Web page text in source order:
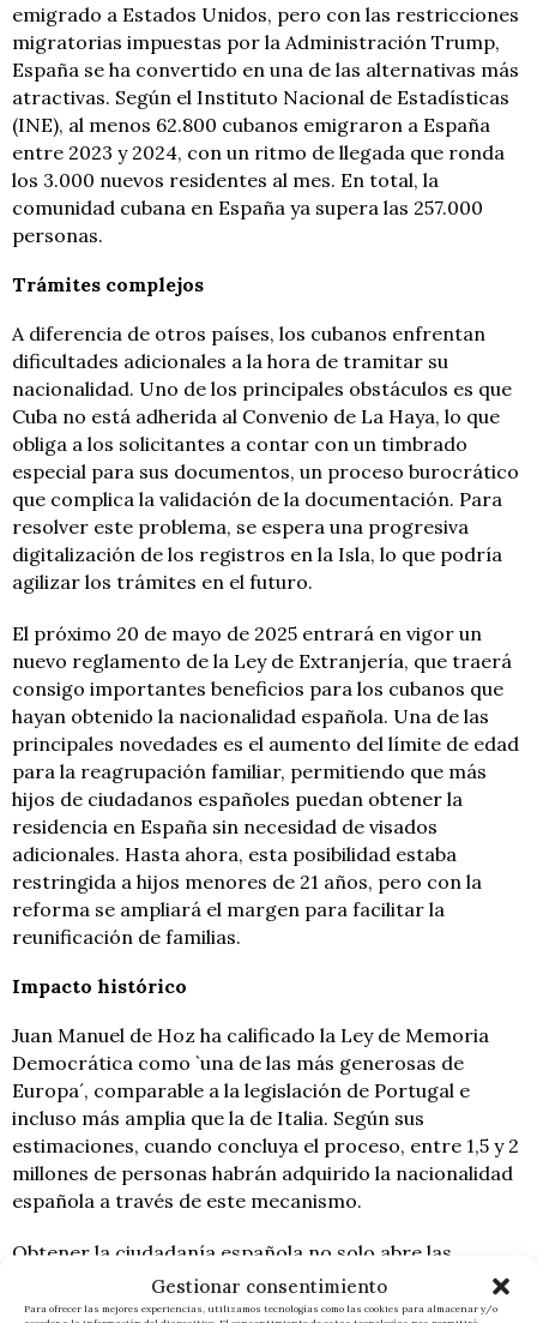
Gestionar consentimiento
Para ofrecer las mejores experiencias, utilizamos tecnologías como las cookies para almacenar y/o
emigrado a Estados Unidos, pero con las restricciones
migratorias impuestas por la Administración Trump,
España se ha convertido en una de las alternativas más
atractivas. Según el Instituto Nacional de Estadísticas
(INE), al menos 62.800 cubanos emigraron a España
entre 2023 y 2024, con un ritmo de llegada que ronda
los 3.000 nuevos residentes al mes. En total, la
comunidad cubana en España ya supera las 257.000
personas.
Trámites complejos
A diferencia de otros países, los cubanos enfrentan
dificultades adicionales a la hora de tramitar su
nacionalidad. Uno de los principales obstáculos es que
Cuba no está adherida al Convenio de La Haya, lo que
obliga a los solicitantes a contar con un timbrado
especial para sus documentos, un proceso burocrático
que complica la validación de la documentación. Para
resolver este problema, se espera una progresiva
digitalización de los registros en la Isla, lo que podría
agilizar los trámites en el futuro.
El próximo 20 de mayo de 2025 entrará en vigor un
nuevo reglamento de la Ley de Extranjería, que traerá
consigo importantes beneficios para los cubanos que
hayan obtenido la nacionalidad española. Una de las
principales novedades es el aumento del límite de edad
para la reagrupación familiar, permitiendo que más
hijos de ciudadanos españoles puedan obtener la
residencia en España sin necesidad de visados
adicionales. Hasta ahora, esta posibilidad estaba
restringida a hijos menores de 21 años, pero con la
reforma se ampliará el margen para facilitar la
reunificación de familias.
Impacto histórico
Juan Manuel de Hoz ha calificado la Ley de Memoria
Democrática como `una de las más generosas de
Europa´, comparable a la legislación de Portugal e
incluso más amplia que la de Italia. Según sus
estimaciones, cuando concluya el proceso, entre 1,5 y 2
millones de personas habrán adquirido la nacionalidad
española a través de este mecanismo.
Obtener la ciudadanía española no solo abre las
puertas a residir y trabajar en España sin necesidad de
permisos especiales, sino que también permite el